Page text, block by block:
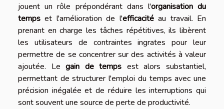
jouent un rôle prépondérant dans l'organisation du
temps et l'amélioration de l'efficacitéau travail. En
prenant en charge les tâches répétitives, ils libèrent
les utilisateurs de contraintes ingrates pour leur
permettre de se concentrer sur des activités à valeur
ajoutée. Legain de temps est alors substantiel,
permettant de structurer l'emploi du temps avec une
précision inégalée et de réduire les interruptions qui
sont souvent une source de perte de productivité.